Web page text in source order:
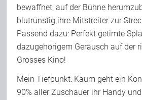
bewaffnet, auf der Bühne
blutrünstig ihre Mitstreiter zur
Passend dazu: Perfekt getimte
dazugehörigem Geräusch auf der
Grosses Kino!
Mein Tiefpunkt: Kaum geht ein
90% aller Zuschauer ihr Handy